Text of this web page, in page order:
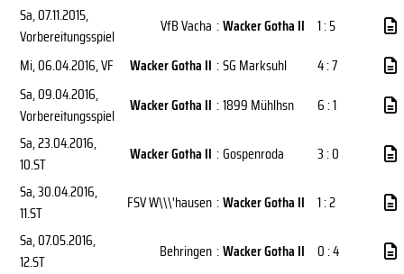
Sa, 07.11.2015,
Vorbereitungsspiel
VfB Vacha :Wacker Gotha II 1 : 5
Mi, 06.04.2016, VF Wacker Gotha II :SG Marksuhl
4 : 7
Sa, 09.04.2016,
Vorbereitungsspiel
Wacker Gotha II :1899 Mühlhsn
6 : 1
Sa, 23.04.2016,
10.ST
Wacker Gotha II :Gospenroda
3 : 0
Sa, 30.04.2016,
11.ST
FSV W\\\'hausen :Wacker Gotha II 1 : 2
Sa, 07.05.2016,
12.ST
Behringen :Wacker Gotha II 0 : 4